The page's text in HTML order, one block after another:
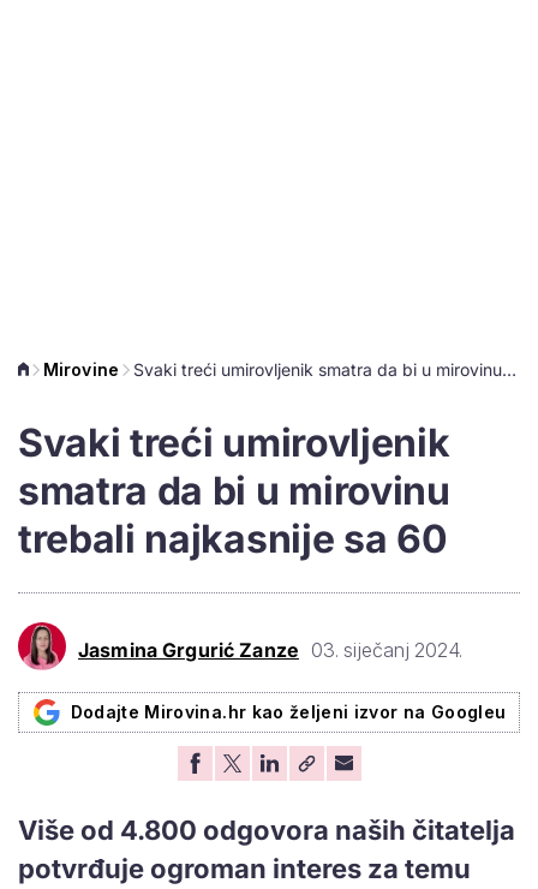
Mirovine Svaki treći umirovljenik smatra da bi u mirovinu trebali najkasnije sa 60
Svaki treći umirovljenik
smatra da bi u mirovinu
trebali najkasnije sa 60
Jasmina Grgurić Zanze 03. siječanj 2024.
Dodajte Mirovina.hr kao željeni izvor na Googleu
Više od 4.800 odgovora naših čitatelja
potvrđuje ogroman interes za temu